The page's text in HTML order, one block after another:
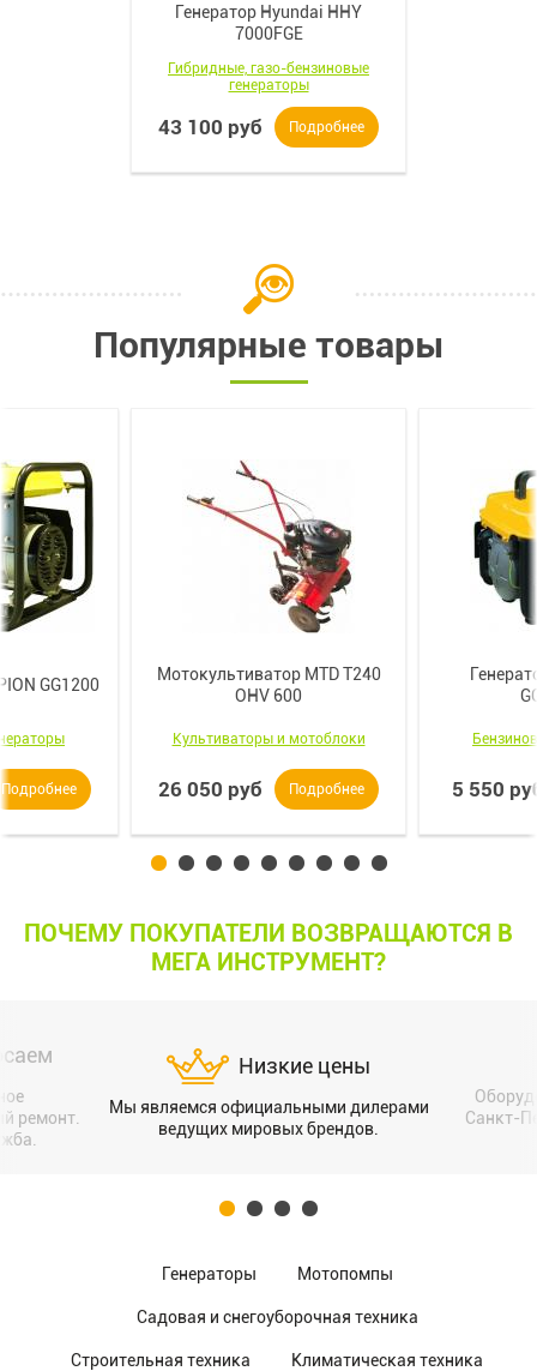
Генератор Hyundai HHY
7000FGE
Гибридные, газо-бензиновые
генераторы
43 100 руб Подробнее
Популярные товары
GG1200
Подробнее
Мотокультиватор MTD T240
OHV 600
Культиваторы и мотоблоки
26 050 руб Подробнее 5 550
ПОЧЕМУ ПОКУПАТЕЛИ ВОЗВРАЩАЮТСЯ В
МЕГА ИНСТРУМЕНТ?
ремонт.
Низкие цены
Мы являемся официальными дилерами
ведущих мировых брендов.
Санкт-
Генераторы Мотопомпы
Садовая и снегоуборочная техника
Строительная техника Климатическая техника